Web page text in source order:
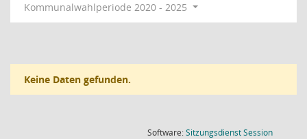
Kommunalwahlperiode 2020 - 2025
Keine Daten gefunden.
Software:SitzungsdienstSession(Wird in